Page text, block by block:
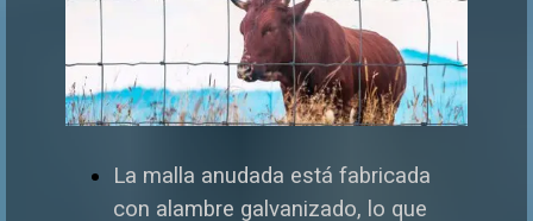
La malla anudada está fabricada
con alambre galvanizado, lo que